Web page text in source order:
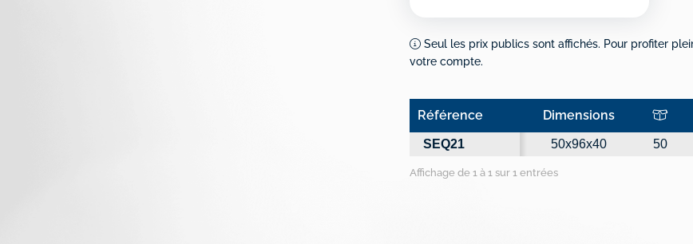
Seul les prix publics sont affichés. Pour profiter
votre compte.
Référence Dimensions
Référence Dimensions
SEQ21 50x96x40 50
Affichage de 1 à 1 sur 1 entrées